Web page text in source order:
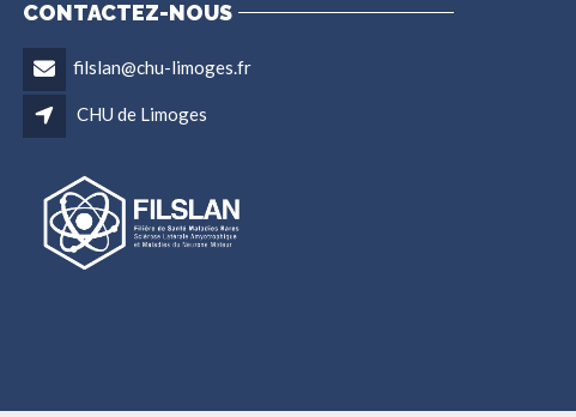
CONTACTEZ-NOUS
filslan@chu-limoges.fr
CHU de Limoges